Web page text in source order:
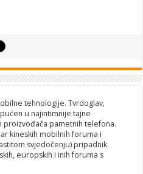
tehnologije. Tvrdoglav,
u najintimnije tajne
proizvođača pametnih telefona.
kineskih mobilnih foruma i
svjedočenju) pripadnik
europskih i inih foruma s